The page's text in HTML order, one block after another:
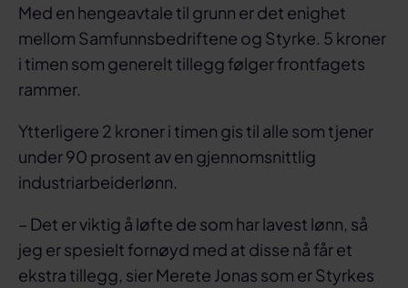
Med en hengeavtale til grunn er det enighet
mellom Samfunnsbedriftene og Styrke. 5 kroner
i timen som generelt tillegg følger frontfagets
rammer.
Ytterligere 2 kroner i timen gis til alle som tjener
under 90 prosent av en gjennomsnittlig
industriarbeiderlønn.
– Det er viktig å løfte de som har lavest lønn, så
jeg er spesielt fornøyd med at disse nå får et
ekstra tillegg, sier Merete Jonas som er Styrkes